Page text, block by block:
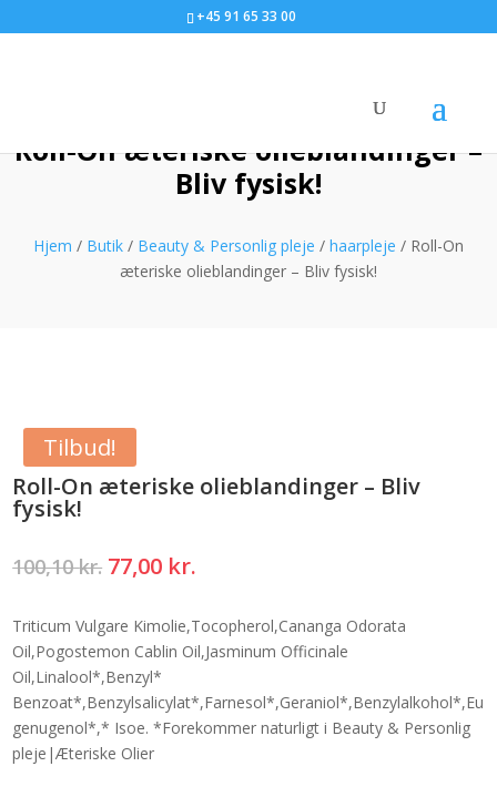
+45 91 65 33 00
Roll-On æteriske olieblandinger –
Bliv fysisk!
Hjem / Butik / Beauty & Personlig pleje / haarpleje / Roll-On
æteriske olieblandinger – Bliv fysisk!
Tilbud!
Roll-On æteriske olieblandinger – Bliv
fysisk!
100,10kr. Den
pris
var:
100,10 kr..
77,00 kr.
pris
er:
77,00 kr..
Triticum Vulgare Kimolie,Tocopherol,Cananga Odorata
Oil,Pogostemon Cablin Oil,Jasminum Officinale
Oil,Linalool*,Benzyl*
Benzoat*,Benzylsalicylat*,Farnesol*,Geraniol*,Benzylalkohol*,Eu
genugenol*,* Isoe. *Forekommer naturligt i Beauty & Personlig
pleje|Æteriske Olier